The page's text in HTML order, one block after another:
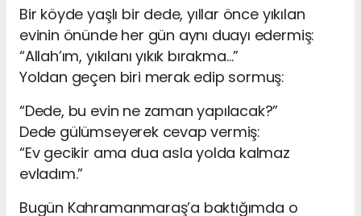
Bir köyde yaşlı bir dede, yıllar önce yıkılan
evinin önünde her gün aynı duayı edermiş:
“Allah’ım, yıkılanı yıkık bırakma…”
Yoldan geçen biri merak edip sormuş:
“Dede, bu evin ne zaman yapılacak?”
Dede gülümseyerek cevap vermiş:
“Ev gecikir ama dua asla yolda kalmaz
evladım.”
Bugün Kahramanmaraş’a baktığımda o